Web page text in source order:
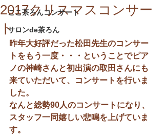
ここ茶ろんコンサート
サロンde茶ろん
2017クリスマスコンサー
ト
昨年大好評だった松田先生のコンサー
トをもう一度・・・ということでピア
ノの神崎さんと初出演の取田さんにも
来ていただいて、コンサートを行いま
した。
なんと総勢90人のコンサートになり、
スタッフ一同嬉しい悲鳴を上げていま
す。